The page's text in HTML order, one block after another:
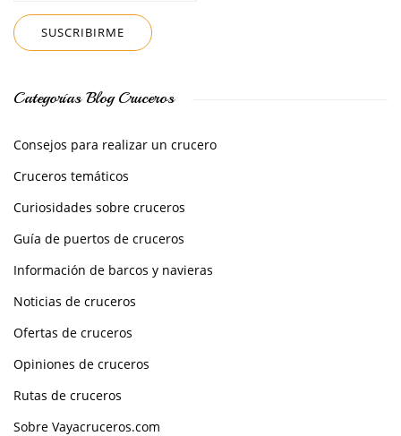
Categorías Blog Cruceros
Consejos para realizar un crucero
Cruceros temáticos
Curiosidades sobre cruceros
Guía de puertos de cruceros
Información de barcos y navieras
Noticias de cruceros
Ofertas de cruceros
Opiniones de cruceros
Rutas de cruceros
Sobre Vayacruceros.com